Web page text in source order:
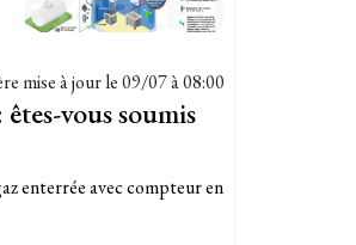
mise à jour le09/07 à 08:00
vous soumis
enterrée avec compteur en